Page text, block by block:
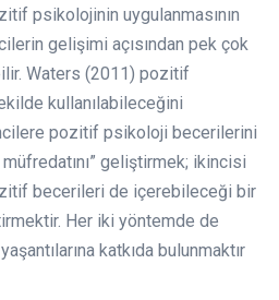
psikolojinin uygulanmasının
gelişimi açısından pek çok
Waters (2011) pozitif
kullanılabileceğini
pozitif psikoloji becerilerini
geliştirmek; ikincisi
becerileri de içerebileceği bir
Her iki yöntemde de
katkıda bulunmaktır